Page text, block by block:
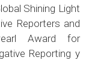
Shining Light
Reporters and
Award for
Reporting y